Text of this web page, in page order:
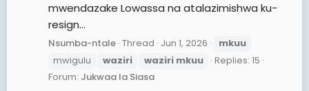
mwendazake Lowassa na atalazimishwa ku-
resign...
Nsumba-ntale Thread Jun 1, 2026
mkuu
mwigulu
waziri waziri mkuu
Replies: 15
Forum: Jukwaa la Siasa